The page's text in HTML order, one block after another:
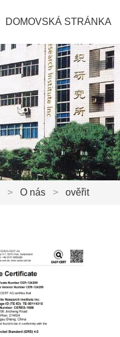
DOMOVSKÁ STRÁNKA
> O nás > ověřit